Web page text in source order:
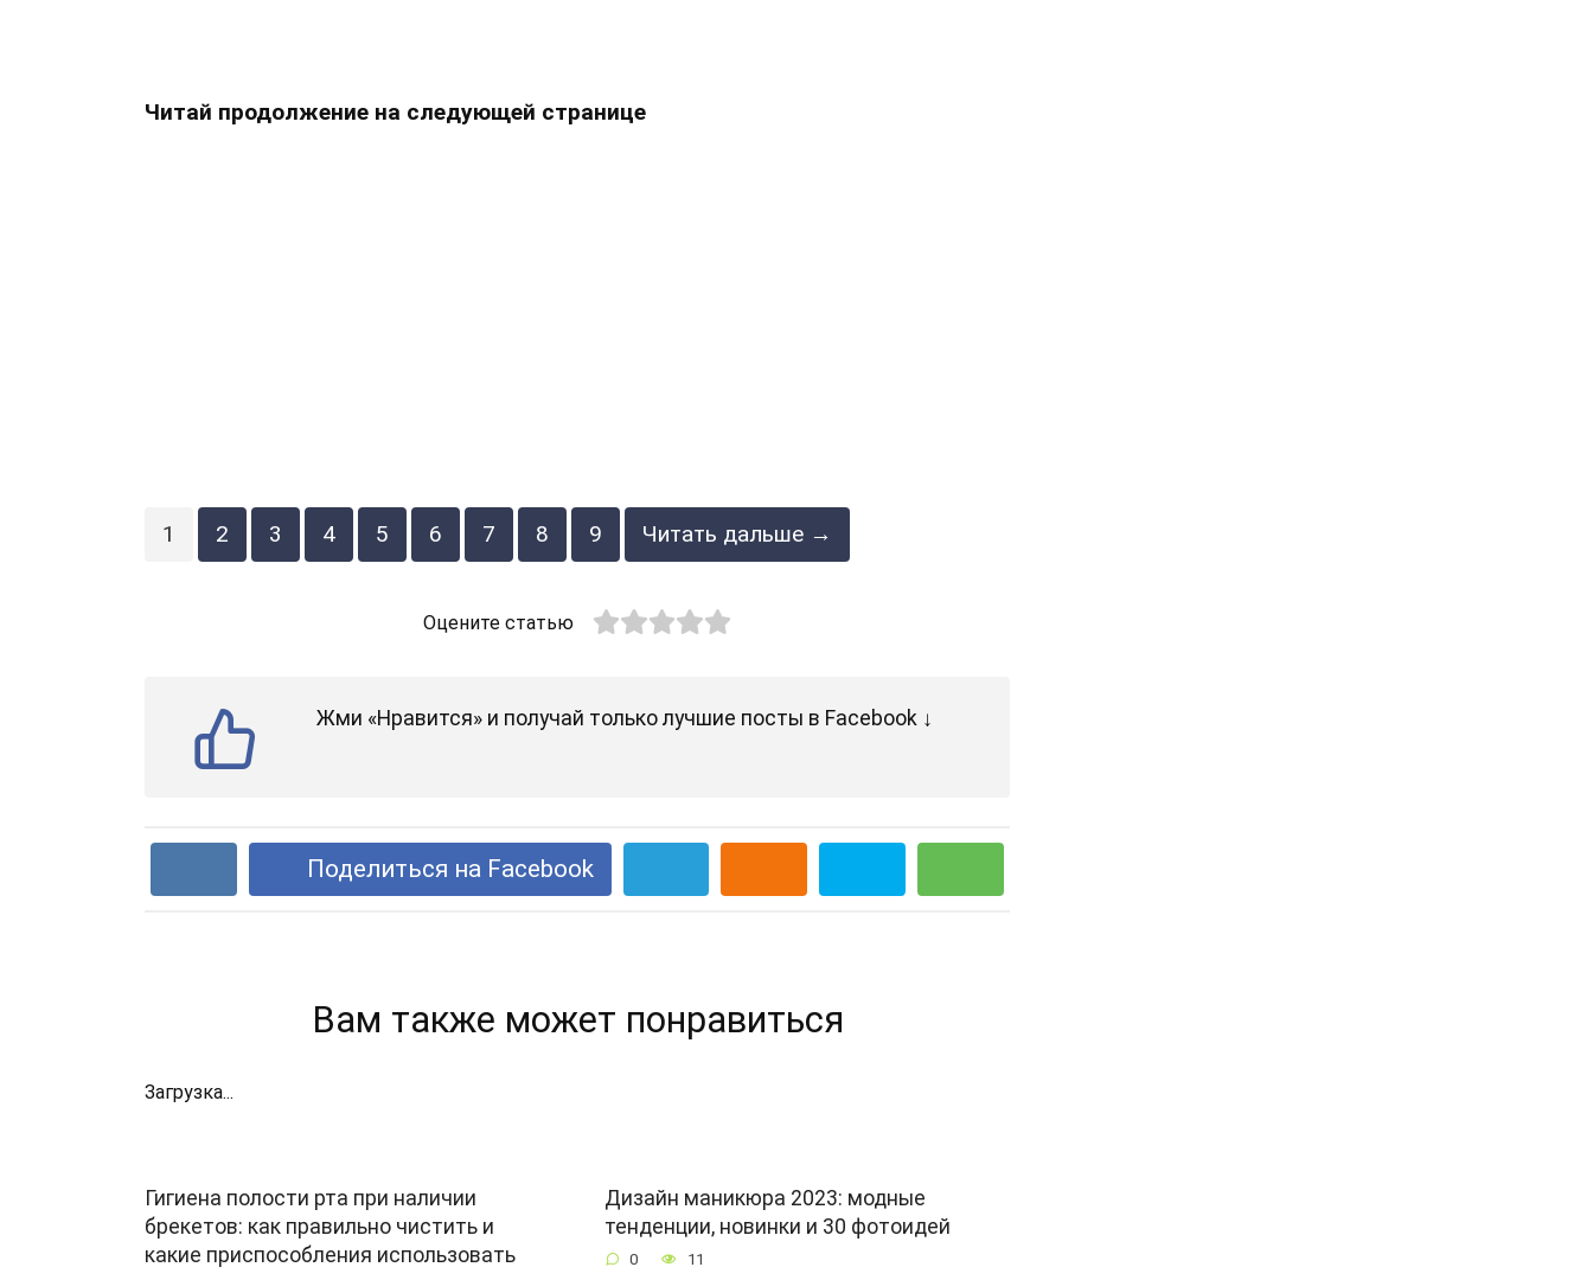
Читай продолжение на следующей странице
1 2 3 4 5 6 7 8 9 Читать дальше →
Оцените статью
Жми «Нравится» и получай только лучшие посты в Facebook ↓
Поделиться на Facebook
Вам также может понравиться
Загрузка...
Гигиена полости рта при наличии
брекетов: как правильно чистить и
какие приспособления использовать
Дизайн маникюра 2023: модные
тенденции, новинки и 30 фотоидей
0 11